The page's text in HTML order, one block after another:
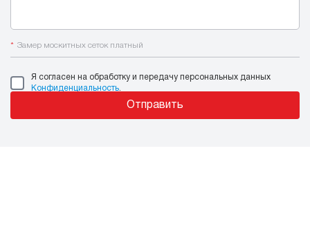
* Замер москитных сеток платный
Я согласен на обработку и передачу персональных данных
Конфиденциальность.
Отправить